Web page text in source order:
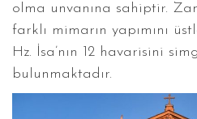
olma unvanına sahiptir.
farklı mimarın yapımını
Hz. İsa’nın 12 havarisini
bulunmaktadır.